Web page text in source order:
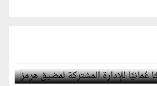
عُمانيًا للإدارة المشتركة